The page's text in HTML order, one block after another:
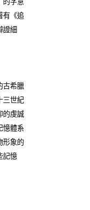
有《追
證細
古希臘
三世紀
的虔誠
憶體系
形象的
記憶